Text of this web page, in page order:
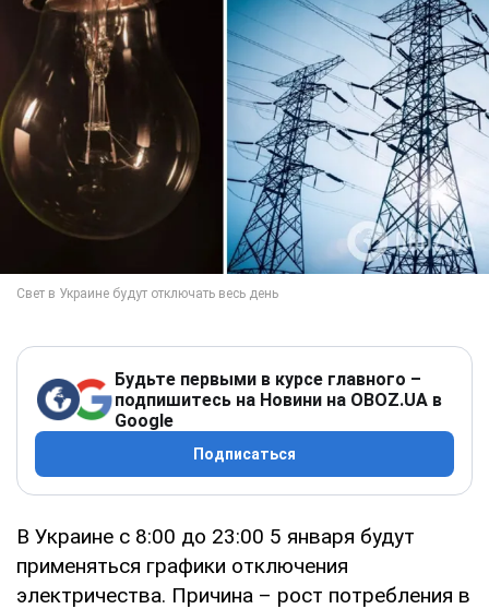
Будьте первыми в курсе главного –
подпишитесь на Новини на OBOZ.UA в
Google
Подписаться
В Украине с 8:00 до 23:00 5 января будут
применяться графики отключения
электричества. Причина – рост потребления в